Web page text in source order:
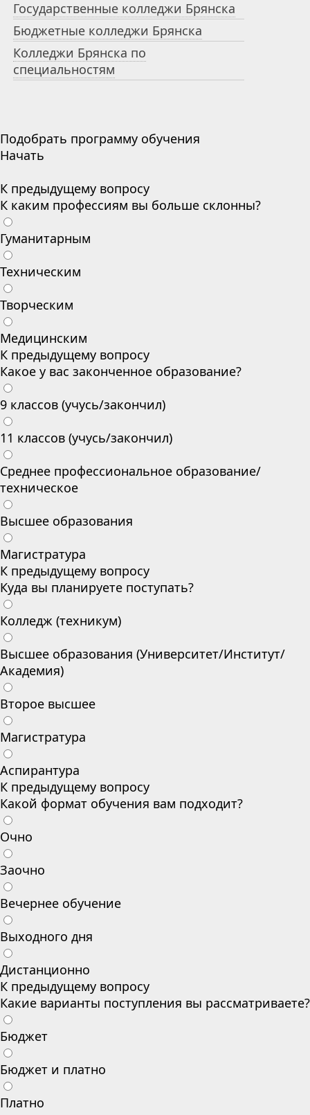
Государственные колледжи Брянска
Бюджетные колледжи Брянска
Колледжи Брянска по
специальностям
Подобрать программу обучения
Начать
К предыдущему вопросу
К каким профессиям вы больше склонны?
Гуманитарным
Техническим
Творческим
Медицинским
К предыдущему вопросу
Какое у вас законченное образование?
9 классов (учусь/закончил)
11 классов (учусь/закончил)
Среднее профессиональное образование/
техническое
Высшее образования
Магистратура
К предыдущему вопросу
Куда вы планируете поступать?
Колледж (техникум)
Высшее образования (Университет/Институт/
Академия)
Второе высшее
Магистратура
Аспирантура
К предыдущему вопросу
Какой формат обучения вам подходит?
Очно
Заочно
Вечернее обучение
Выходного дня
Дистанционно
К предыдущему вопросу
Какие варианты поступления вы рассматриваете?
Бюджет
Бюджет и платно
Платно